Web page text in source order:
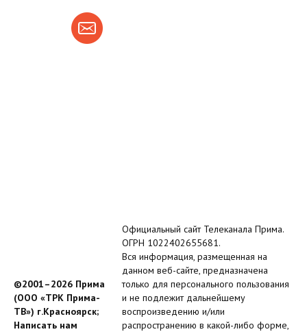
©2001–2026 Прима
(ООО «ТРК Прима-
ТВ») г.Красноярск;
Написать нам
Официальный сайт Телеканала Прима.
ОГРН 1022402655681.
Вся информация, размещенная на
данном веб-сайте, предназначена
только для персонального пользования
и не подлежит дальнейшему
воспроизведению и/или
распространению в какой-либо форме,